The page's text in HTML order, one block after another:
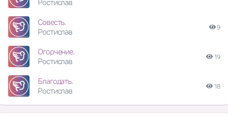
Ростислав
Совесть.
Ростислав
9
Огорчение.
Ростислав
19
Благодать.
Ростислав
18